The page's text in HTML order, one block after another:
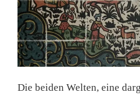
Die beiden Welten, eine